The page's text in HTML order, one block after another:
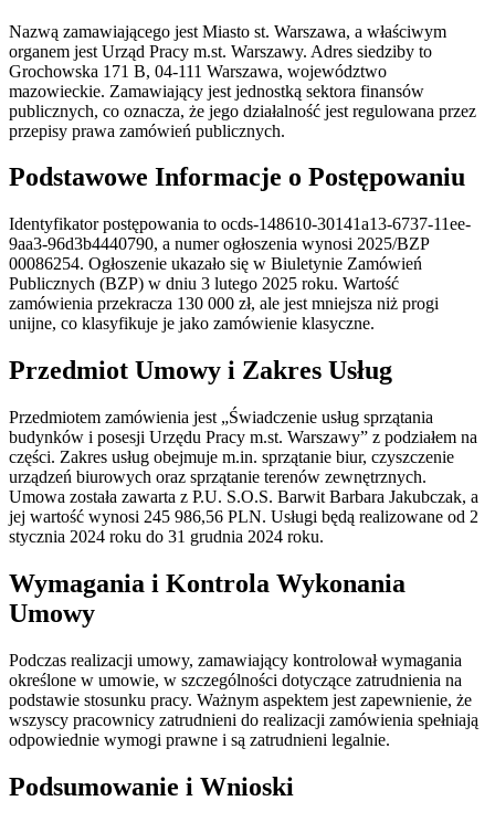
Nazwą zamawiającego jest Miasto st. Warszawa, a właściwym
organem jest Urząd Pracy m.st. Warszawy. Adres siedziby to
Grochowska 171 B, 04-111 Warszawa, województwo
mazowieckie. Zamawiający jest jednostką sektora finansów
publicznych, co oznacza, że jego działalność jest regulowana przez
przepisy prawa zamówień publicznych.
Podstawowe Informacje o Postępowaniu
Identyfikator postępowania to ocds-148610-30141a13-6737-11ee-
9aa3-96d3b4440790, a numer ogłoszenia wynosi 2025/BZP
00086254. Ogłoszenie ukazało się w Biuletynie Zamówień
Publicznych (BZP) w dniu 3 lutego 2025 roku. Wartość
zamówienia przekracza 130 000 zł, ale jest mniejsza niż progi
unijne, co klasyfikuje je jako zamówienie klasyczne.
Przedmiot Umowy i Zakres Usług
Przedmiotem zamówienia jest „Świadczenie usług sprzątania
budynków i posesji Urzędu Pracy m.st. Warszawy” z podziałem na
części. Zakres usług obejmuje m.in. sprzątanie biur, czyszczenie
urządzeń biurowych oraz sprzątanie terenów zewnętrznych.
Umowa została zawarta z P.U. S.O.S. Barwit Barbara Jakubczak, a
jej wartość wynosi 245 986,56 PLN. Usługi będą realizowane od 2
stycznia 2024 roku do 31 grudnia 2024 roku.
Wymagania i Kontrola Wykonania
Umowy
Podczas realizacji umowy, zamawiający kontrolował wymagania
określone w umowie, w szczególności dotyczące zatrudnienia na
podstawie stosunku pracy. Ważnym aspektem jest zapewnienie, że
wszyscy pracownicy zatrudnieni do realizacji zamówienia spełniają
odpowiednie wymogi prawne i są zatrudnieni legalnie.
Podsumowanie i Wnioski